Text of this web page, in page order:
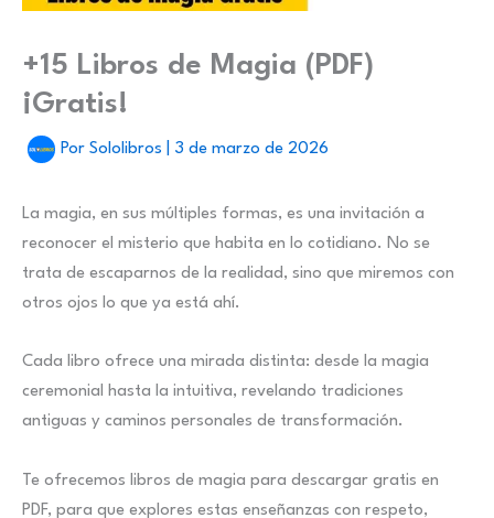
+15 Libros de Magia (PDF)
¡Gratis!
Por Sololibros 3 de marzo de 2026
La magia, en sus múltiples formas, es una invitación a
reconocer el misterio que habita en lo cotidiano. No se
trata de escaparnos de la realidad, sino que miremos con
otros ojos lo que ya está ahí.
Cada libro ofrece una mirada distinta: desde la magia
ceremonial hasta la intuitiva, revelando tradiciones
antiguas y caminos personales de transformación.
Te ofrecemos libros de magia para descargar gratis en
PDF, para que explores estas enseñanzas con respeto,